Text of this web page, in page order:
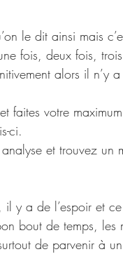
le dit ainsi mais
fois, deux fois,
alors il n’y
faites votre
ci.
et trouvez
il y a de l’espoir et
bout de temps,
de parvenir à